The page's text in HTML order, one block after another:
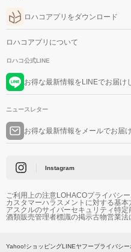
ロハコアプリをダウンロード
ロハコアプリについて
ロハコ公式LINE
お得な最新情報をLINEでお届け
ニュースレター
お得な最新情報をメールでお届
Instagram
ご利用上の注意LOHACOプライバシ
カスタマーハラスメントに対する基本
アスクルのサイバーセキュリティ特定
酒類販売管理者標識の掲示古物営業法
Yahoo!ショッピングLINEヤフープライバシー